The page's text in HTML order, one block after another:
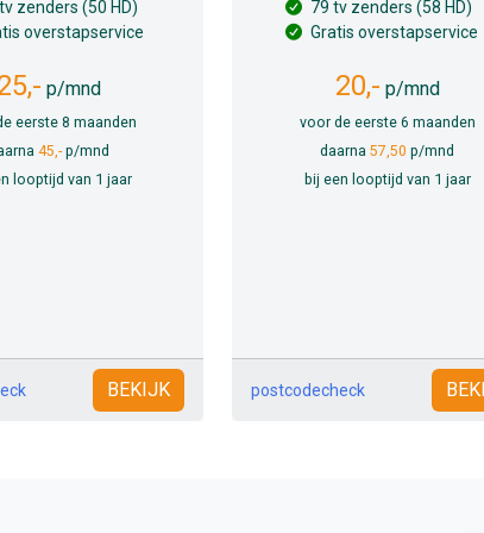
zenders (50 HD)
overstapservice
p/mnd
eerste 8 maanden
45,-p/mnd
looptijd van 1 jaar
BEKIJK
79 tv zenders (58 HD)
Gratis overstapservice
20,- p/mnd
voor de eerste 6 maanden
daarna 57,50 p/mnd
bij een looptijd van 1 jaar
postcodecheck